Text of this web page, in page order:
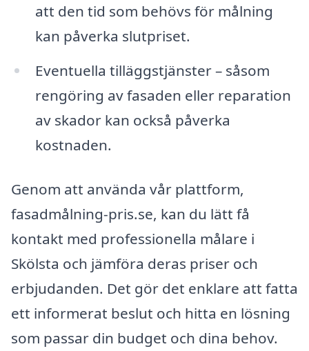
att den tid som behövs för målning
kan påverka slutpriset.
Eventuella tilläggstjänster – såsom
rengöring av fasaden eller reparation
av skador kan också påverka
kostnaden.
Genom att använda vår plattform,
fasadmålning-pris.se, kan du lätt få
kontakt med professionella målare i
Skölsta och jämföra deras priser och
erbjudanden. Det gör det enklare att fatta
ett informerat beslut och hitta en lösning
som passar din budget och dina behov.